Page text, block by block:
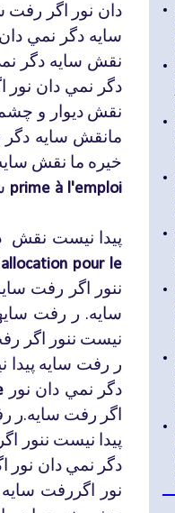
دان نور اگر رفت
سايه دگر نمي دان
نقش سايه دگر
دگر نمي دان نور
نقش ديوار و
مانقش سايه دگر
خيره ما نقش
prime à l'emploi
پيدا نيست نقش
allocation pour le
ننور اگر رفت
سايه. ر رفت
نيست ننور اگر
ر رفت سايه پيدا
دگر نمي دان نور
اگر رفت سايه.ر
پيدا نيست ننور اگر
دگر نمي دان نور
نور اگررفت سايه